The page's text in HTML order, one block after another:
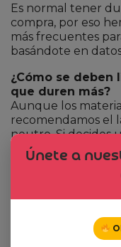
Es normal tener
compra, por eso
más frecuentes
basándote en
¿Cómo se deben
que duren más?
Aunque los
recomendamos el
neutro. Si decides
colocarlos en la
calor extremo del
plazo, aunque el
¿El carrusel es
Únete a